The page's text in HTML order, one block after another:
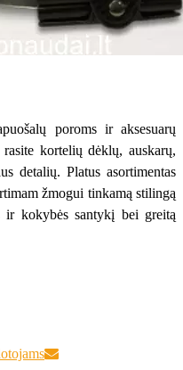
poroms ir aksesuarų
kortelių dėklų, auskarų,
detalių. Platus asortimentas
žmogui tinkamą stilingą
ir kokybės santykį bei greitą